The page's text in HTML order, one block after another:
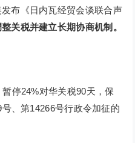
布《日内瓦经贸会谈联合声
关税并建立长期协商机制。
停24%对华关税90天，保
、第14266号行政令加征的